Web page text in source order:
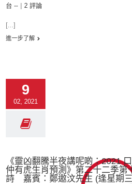
台 --
2 評論
[...]
進一步了解
9
02, 2021
《靈凶翻騰半夜講呢啲：2021
仲有虎生肖預測》第二十二季
詩 嘉賓：鄭遨汶先生 (逢星期